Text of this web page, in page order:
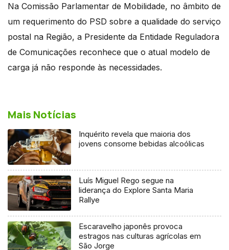
Na Comissão Parlamentar de Mobilidade, no âmbito de
um requerimento do PSD sobre a qualidade do serviço
postal na Região, a Presidente da Entidade Reguladora
de Comunicações reconhece que o atual modelo de
carga já não responde às necessidades.
Mais Notícias
Inquérito revela que maioria dos
jovens consome bebidas alcoólicas
Luís Miguel Rego segue na
liderança do Explore Santa Maria
Rallye
Escaravelho japonês provoca
estragos nas culturas agrícolas em
São Jorge